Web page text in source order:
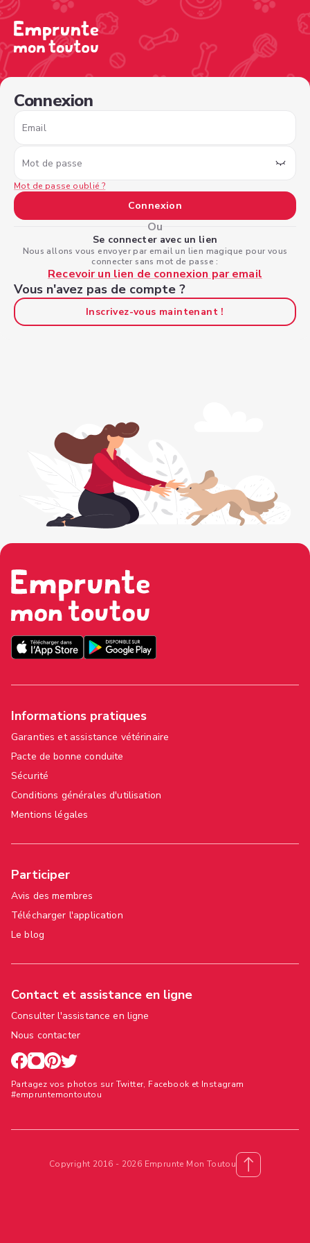
Connexion
Email
Mot de passe
Mot de passe oublié ?
Connexion
Ou
Se connecter avec un lien
Nous allons vous envoyer par email un lien magique pour vous
connecter sans mot de passe :
Recevoir un lien de connexion par email
Vous n'avez pas de compte ?
Inscrivez-vous maintenant !
Informations pratiques
Garanties et assistance vétérinaire
Pacte de bonne conduite
Sécurité
Conditions générales d'utilisation
Mentions légales
Participer
Avis des membres
Télécharger l'application
Le blog
Contact et assistance en ligne
Consulter l'assistance en ligne
Nous contacter
Partagez vos photos sur Twitter, Facebook et Instagram
#empruntemontoutou
Copyright 2016 - 2026 Emprunte Mon Toutou
/sign-in?nextPage=%2Fview-profile%2Ff8ff5b2c-4a5c-